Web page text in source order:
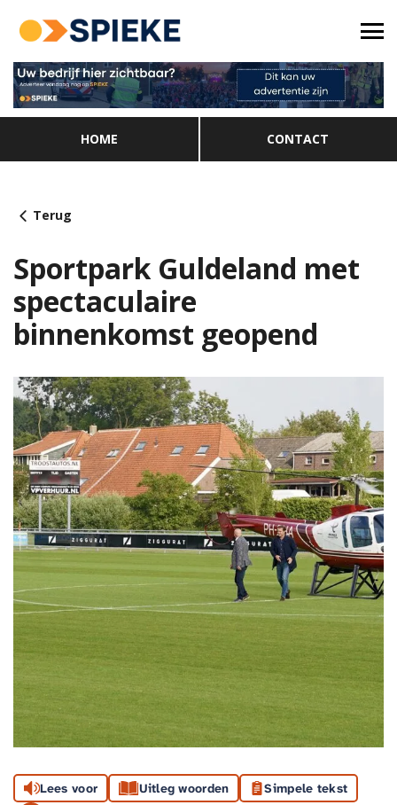
HOME CONTACT
Terug
Sportpark Guldeland met
spectaculaire
binnenkomst geopend
Lees voor Uitleg woorden Simpele tekst